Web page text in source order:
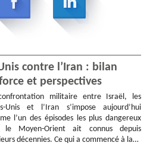
contre l’Iran : bilan
et perspectives
militaire entre Israël, les
Unis et l’Iran s’impose aujourd’hui
l’un des épisodes les plus dangereux
le Moyen-Orient ait connus depuis
décennies. Ce qui a commencé à la…